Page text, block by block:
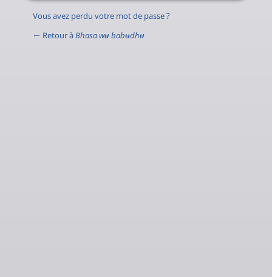
Vous avez perdu votre mot de passe ?
← Retour àBhasa wʉ babʉdhʉ